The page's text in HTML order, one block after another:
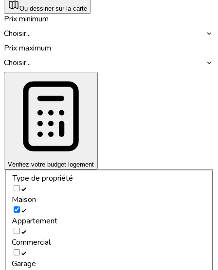
Ou dessiner sur la carte
Prix minimum
Choisir...
Prix maximum
Choisir...
Vérifiez votre budget logement
Type de propriété
Maison
Appartement
Commercial
Garage